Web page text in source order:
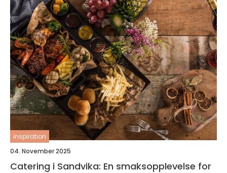
inspiration
04. November 2025
Catering i Sandvika: En smaksopplevelse for